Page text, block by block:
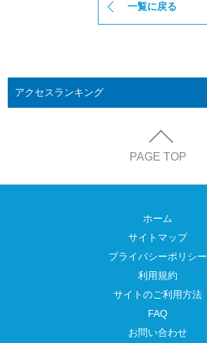
一覧に戻る
アクセスランキング
PAGE TOP
ホーム
サイトマップ
プライバシーポリシー
利用規約
サイトのご利用方法
FAQ
お問い合わせ